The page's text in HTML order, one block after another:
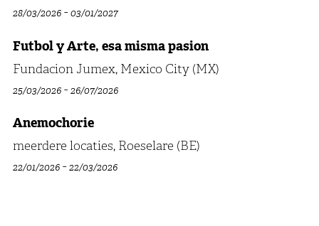
28/03/2026-03/01/2027
Futbol y Arte, esa misma pasion
Fundacion Jumex, Mexico City (MX)
25/03/2026-26/07/2026
Anemochorie
meerdere locaties, Roeselare (BE)
22/01/2026-22/03/2026